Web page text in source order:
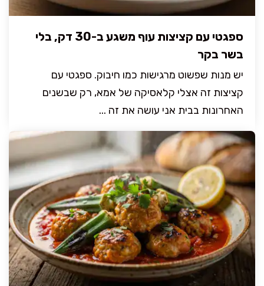
ספגטי עם קציצות עוף משגע ב-30 דק, בלי
בשר בקר
יש מנות שפשוט מרגישות כמו חיבוק. ספגטי עם
קציצות זה אצלי קלאסיקה של אמא, רק שבשנים
האחרונות בבית אני עושה את זה ...